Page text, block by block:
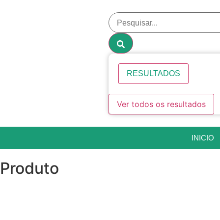
RESULTADOS
Ver todos os resultados
INICIO
Produto